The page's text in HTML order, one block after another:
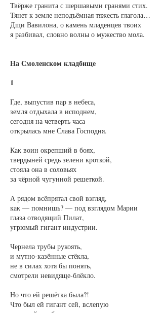
Твёрже гранита с шершавыми гранями стих.
Тянет к земле неподъёмная тяжесть глагола…
Дщи Вавилона, о камень младенцев твоих
я разбивал, словно волны о мужество мола.
На Смоленском кладбище
1
Где, выпустив пар в небеса,
земля отдыхала в исподнем,
сегодня на четверть часа
открылась мне Слава Господня.
Как воин окрепший в боях,
твердыней средь зелени кроткой,
стояла она в соловьях
за чёрной чугунной решеткой.
А рядом всёпрятал свой взгляд,
как — помнишь? — под взглядом Марии
глаза отводящий Пилат,
угрюмый гигант индустрии.
Чернела трубы рукоять,
и мутно-казённые стёкла,
не в силах хотя бы понять,
смотрели невидяще-блёкло.
Но что ей решётка была?!
Что был ей гигант сей, вслепую